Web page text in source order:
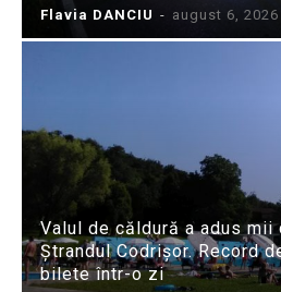
Flavia DANCIU - august 6, 2026
Valul de căldură a adus
Ștrandul Codrișor. Record
bilete într-o zi